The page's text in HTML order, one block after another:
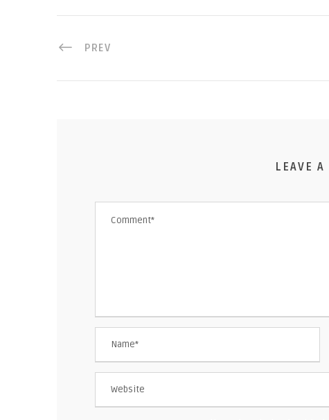
PREV
LEAVE A